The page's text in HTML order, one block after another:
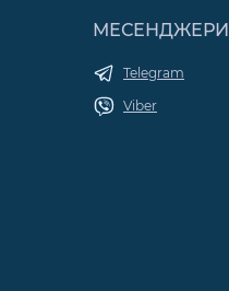
МЕСЕНДЖЕРИ
Telegram
Viber